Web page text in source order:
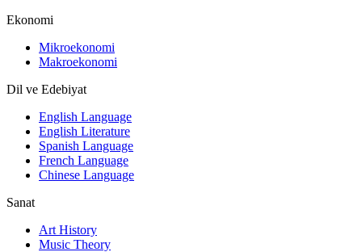
Ekonomi
Mikroekonomi
Makroekonomi
Dil ve Edebiyat
English Language
English Literature
Spanish Language
French Language
Chinese Language
Sanat
Art History
Music Theory